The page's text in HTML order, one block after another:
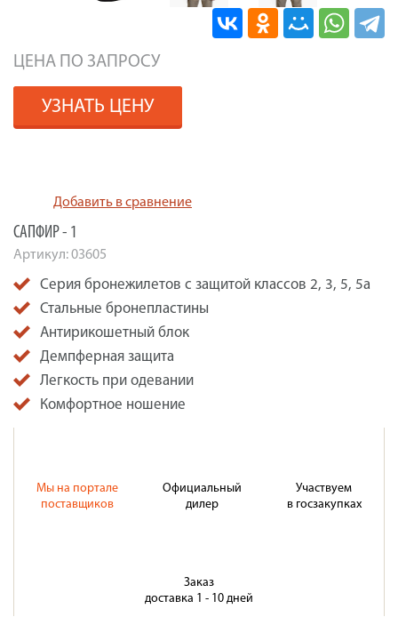
ЦЕНА ПО ЗАПРОСУ
УЗНАТЬ ЦЕНУ
Добавить в сравнение
САПФИР - 1
Артикул:03605
Серия бронежилетов с защитой классов 2, 3, 5, 5а
Стальные бронепластины
Антирикошетный блок
Демпферная защита
Легкость при одевании
Комфортное ношение
Мы на портале
поставщиков
Официальный
дилер
Участвуем
в госзакупках
Заказ
доставка 1 - 10 дней